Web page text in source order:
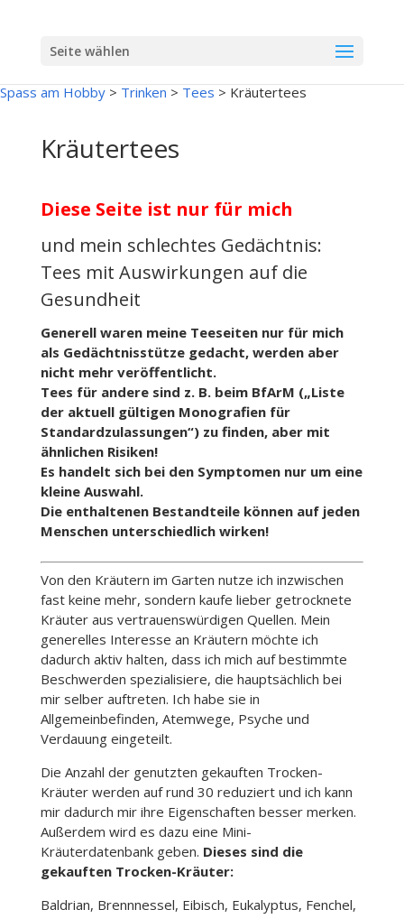
Seite wählen
Spass am Hobby > Trinken > Tees > Kräutertees
Kräutertees
Diese Seite ist nur für mich
und mein schlechtes Gedächtnis:
Tees mit Auswirkungen auf die
Gesundheit
Generell waren meine Teeseiten nur für mich
als Gedächtnisstütze gedacht, werden aber
nicht mehr veröffentlicht.
Tees für anderesind z. B. beim BfArM („Liste
der aktuell gültigen Monografien für
Standardzulassungen“) zu finden, aber mit
ähnlichen Risiken!
Es handelt sich bei den Symptomen nur um eine
kleine Auswahl.
Die enthaltenen Bestandteile können auf jeden
Menschen unterschiedlich wirken!
Von den Kräutern im Garten nutze ich inzwischen
fast keine mehr, sondern kaufe lieber getrocknete
Kräuter aus vertrauenswürdigen Quellen. Mein
generelles Interesse an Kräutern möchte ich
dadurch aktiv halten, dass ich mich auf bestimmte
Beschwerden spezialisiere, die hauptsächlich bei
mir selber auftreten. Ich habe sie in
Allgemeinbefinden, Atemwege, Psyche und
Verdauung eingeteilt.
Die Anzahl der genutzten gekauften Trocken-
Kräuter werden auf rund 30 reduziert und ich kann
mir dadurch mir ihre Eigenschaften besser merken.
Außerdem wird es dazu eine Mini-
Kräuterdatenbank geben. Dieses sind die
gekauften Trocken-Kräuter:
Baldrian, Brennnessel, Eibisch, Eukalyptus, Fenchel,